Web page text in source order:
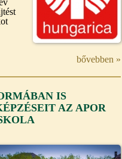
bővebben »
IS
AZ APOR